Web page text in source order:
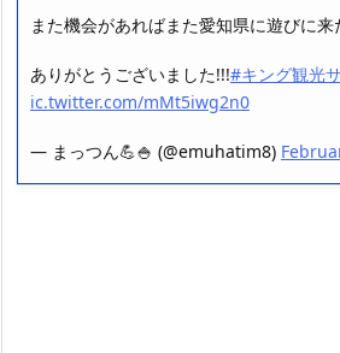
また機会があればまた愛知県に遊びに来
ありがとうございました!!!#キング観光
ic.twitter.com/mMt5iwg2n0
— まっつん💪🍚 (@emuhatim8)